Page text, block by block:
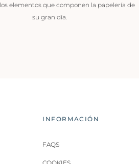
elementos que componen la papelería de
su gran día.
INFORMACIÓN
FAQS